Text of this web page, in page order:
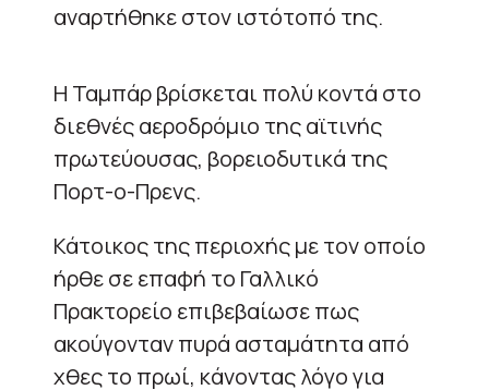
αναρτήθηκε στον ιστότοπό της.
Η Ταμπάρ βρίσκεται πολύ κοντά στο
διεθνές αεροδρόμιο της αϊτινής
πρωτεύουσας, βορειοδυτικά της
Πορτ-ο-Πρενς.
Κάτοικος της περιοχής με τον οποίο
ήρθε σε επαφή το Γαλλικό
Πρακτορείο επιβεβαίωσε πως
ακούγονταν πυρά ασταμάτητα από
χθες το πρωί, κάνοντας λόγο για